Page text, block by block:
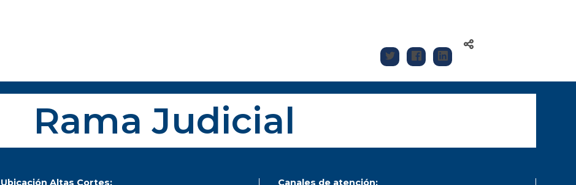
Rama Judicial
Ubicación Altas Cortes: Canales de atención: